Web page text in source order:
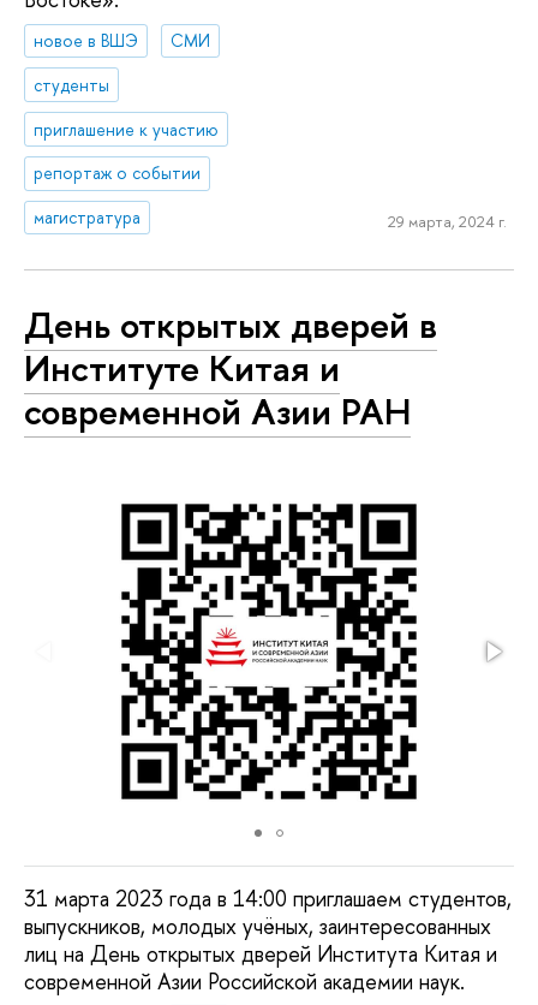
новое в ВШЭ
СМИ
студенты
приглашение к участию
репортаж о событии
магистратура
29 марта, 2024 г.
День открытых дверей в
Институте Китая и
современной Азии РАН
31 марта 2023 года в 14:00 приглашаем студентов,
выпускников, молодых учёных, заинтересованных
лиц на День открытых дверей Института Китая и
современной Азии Российской академии наук.